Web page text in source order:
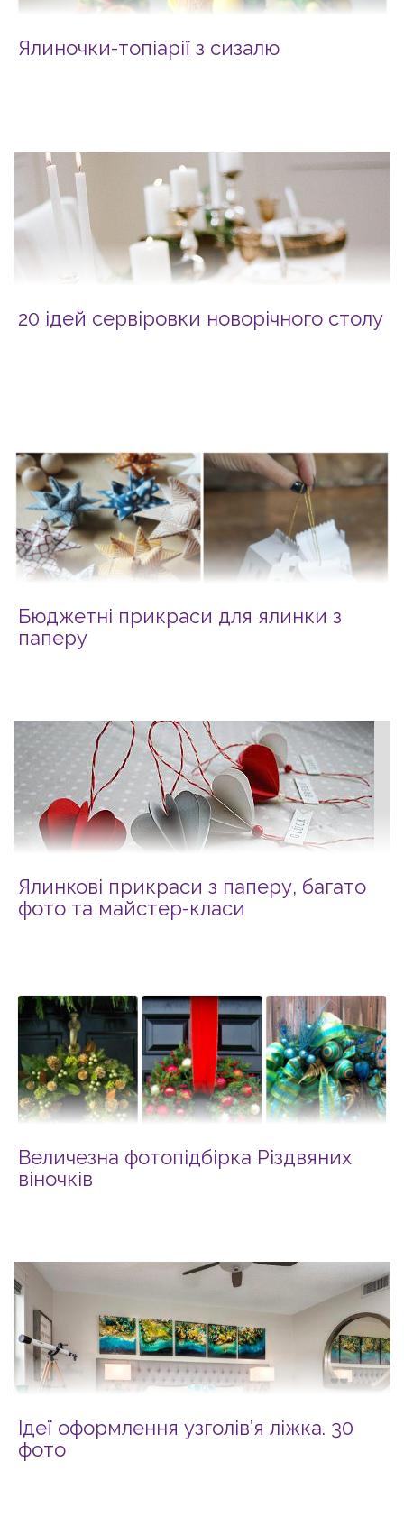
Ялиночки-топіарії з сизалю
20 ідей сервіровки новорічного столу
Бюджетні прикраси для ялинки з
паперу
Ялинкові прикраси з паперу, багато
фото та майстер-класи
Величезна фотопідбірка Різдвяних
віночків
Ідеї оформлення узголів’я ліжка. 30
фото